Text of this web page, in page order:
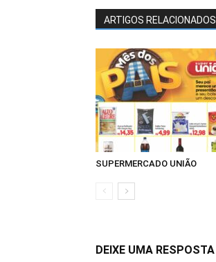
ARTIGOS RELACIONADOS
SUPERMERCADO UNIÃO
DEIXE UMA RESPOSTA